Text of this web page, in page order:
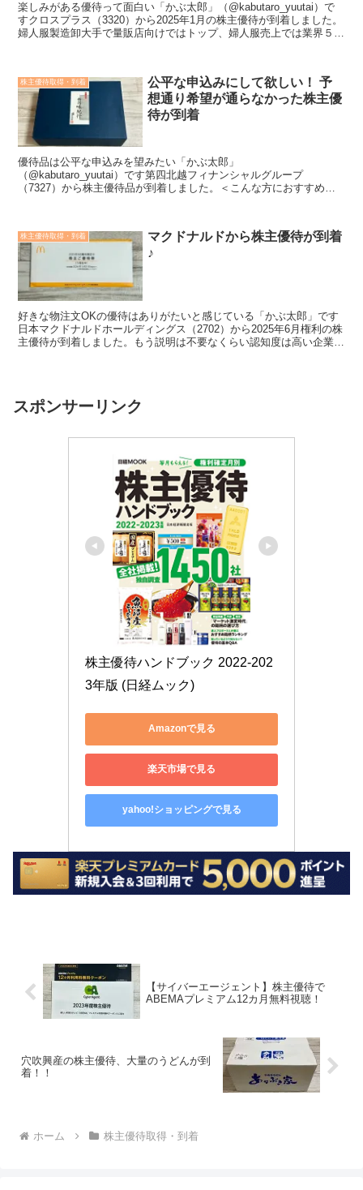
楽しみがある優待って面白い「かぶ太郎」（@kabutaro_yuutai）で
すクロスプラス（3320）から2025年1月の株主優待が到着しました。
婦人服製造卸大手で量販店向けではトップ、婦人服売上では業界５位
株主優待取得・到着
公平な申込みにして欲しい！ 予
想通り希望が通らなかった株主優
待が到着
優待品は公平な申込みを望みたい「かぶ太郎」
（@kabutaro_yuutai）です第四北越フィナンシャルグループ
（7327）から株主優待品が到着しました。＜こんな方におすすめ＞
株主優待取得・到着
マクドナルドから株主優待が到着
♪
好きな物注文OKの優待はありがたいと感じている「かぶ太郎」です
日本マクドナルドホールディングス（2702）から2025年6月権利の株
主優待が到着しました。もう説明は不要なくらい認知度は高い企業で
スポンサーリンク
株主優待ハンドブック 2022-202
3年版 (日経ムック)
Amazonで見る
楽天市場で見る
yahoo!ショッピングで見る
【サイバーエージェント】株主優待で
ABEMAプレミアム12カ月無料視聴！
穴吹興産の株主優待、大量のうどんが到
着！！
ホーム 株主優待取得・到着